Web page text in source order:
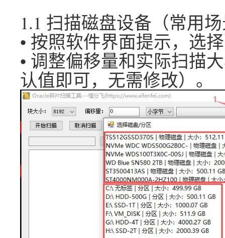
1.1 扫描磁盘设备（常用
• 按照软件界面提示，选
• 调整偏移量和实际扫描
认值即可，无需修改）。